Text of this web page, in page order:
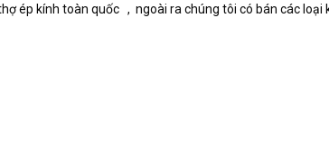
ép kính toàn quốc , ngoài ra chúng tôi có bán các loại